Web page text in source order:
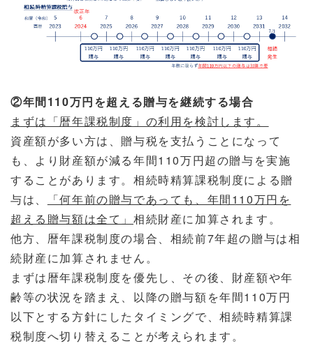
②年間110万円を超える贈与を継続する場合
まずは「暦年課税制度」の利用を検討します。
資産額が多い方は、贈与税を支払うことになって
も、より財産額が減る年間110万円超の贈与を実施
することがあります。相続時精算課税制度による贈
与は、
「何年前の贈与であっても、年間110万円を
超える贈与額は全て」 相続財産に加算されます。
他方、暦年課税制度の場合、相続前7年超の贈与は相
続財産に加算されません。
まずは暦年課税制度を優先し、その後、財産額や年
齢等の状況を踏まえ、以降の贈与額を年間110万円
以下とする方針にしたタイミングで、相続時精算課
税制度へ切り替えることが考えられます。